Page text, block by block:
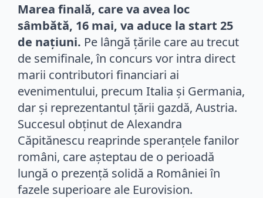
Marea finală, care va avea loc
sâmbătă, 16 mai, va aduce la start 25
de națiuni. Pe lângă țările care au trecut
de semifinale, în concurs vor intra direct
marii contributori financiari ai
evenimentului, precum Italia și Germania,
dar și reprezentantul țării gazdă, Austria.
Succesul obținut de Alexandra
Căpitănescu reaprinde speranțele fanilor
români, care așteptau de o perioadă
lungă o prezență solidă a României în
fazele superioare ale Eurovision.